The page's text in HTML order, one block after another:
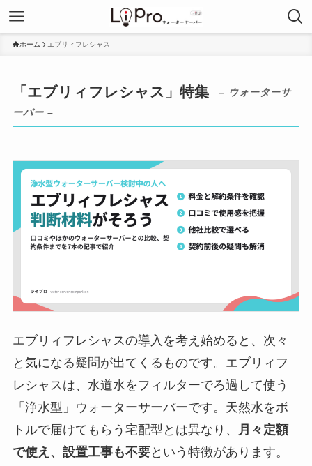
ホーム エブリィフレシャス
「エブリィフレシャス」特集
– ウォーターサ
ーバー –
エブリィフレシャスの導入を考え始めると、次々
と気になる疑問が出てくるものです。エブリィフ
レシャスは、水道水をフィルターでろ過して使う
「浄水型」ウォーターサーバーです。天然水をボ
トルで届けてもらう宅配型とは異なり、
月々定額
で使え、設置工事も不要という特徴があります。